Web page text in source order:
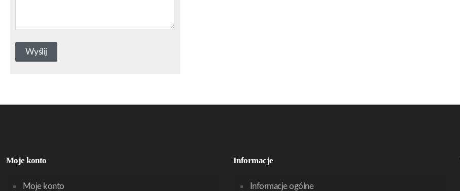
Moje konto
Moje konto
Informacje
Informacje ogólne